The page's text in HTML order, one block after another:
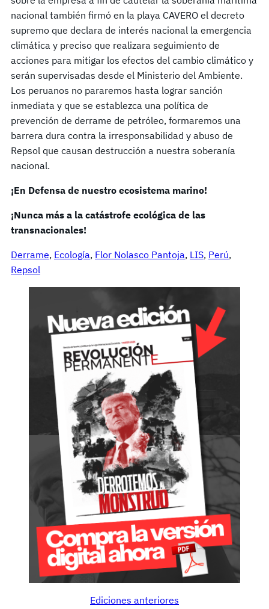
nacional también firmó en la playa CAVERO el decreto
supremo que declara de interés nacional la emergencia
climática y preciso que realizara seguimiento de
acciones para mitigar los efectos del cambio climático y
serán supervisadas desde el Ministerio del Ambiente.
Los peruanos no pararemos hasta lograr sanción
inmediata y que se establezca una política de
prevención de derrame de petróleo, formaremos una
barrera dura contra la irresponsabilidad y abuso de
Repsol que causan destrucción a nuestra soberanía
nacional.
¡En Defensa de nuestro ecosistema marino!
¡Nunca más a la catástrofe ecológica de las
transnacionales!
Derrame, Ecología, Flor Nolasco Pantoja, LIS, Perú
Repsol
Ediciones anteriores